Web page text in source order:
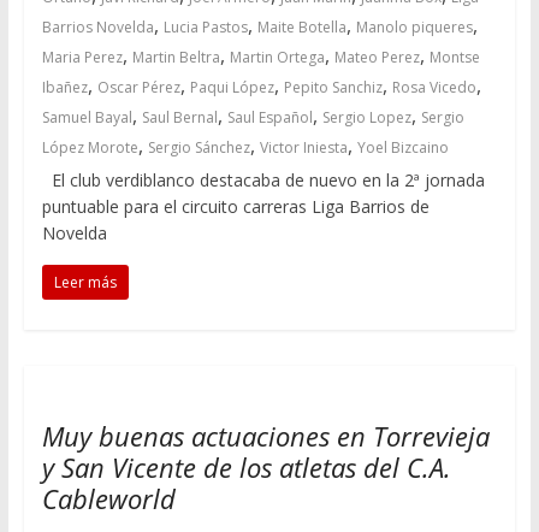
Barrios Novelda, Lucia Pastos, Maite Botella, Manolo piqueres,
Maria Perez, Martin Beltra, Martin Ortega, Mateo Perez, Montse
Ibañez, Oscar Pérez, Paqui López, Pepito Sanchiz, Rosa Vicedo,
Samuel Bayal, Saul Bernal, Saul Español, Sergio Lopez, Sergio
López Morote, Sergio Sánchez, Victor Iniesta, Yoel Bizcaino
El club verdiblanco destacaba de nuevo en la 2ª jornada
puntuable para el circuito carreras Liga Barrios de
Novelda
Leer más
Muy buenas actuaciones en Torrevieja
y San Vicente de los atletas del C.A.
Cableworld